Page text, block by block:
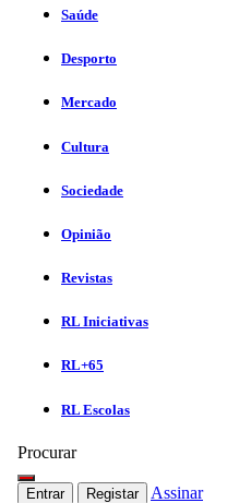
Saúde
Desporto
Mercado
Cultura
Sociedade
Opinião
Revistas
RL Iniciativas
RL+65
RL Escolas
Procurar
Entrar Registar Assinar